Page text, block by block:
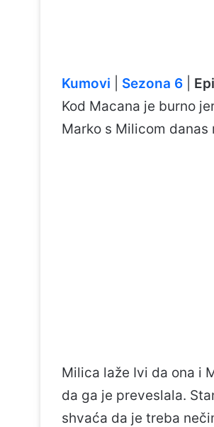
Kumovi Sezona 6
Kod Macana je burno
Marko s Milicom danas
Milica laže Ivi da ona i
da ga je preveslala.
shvaća da je treba